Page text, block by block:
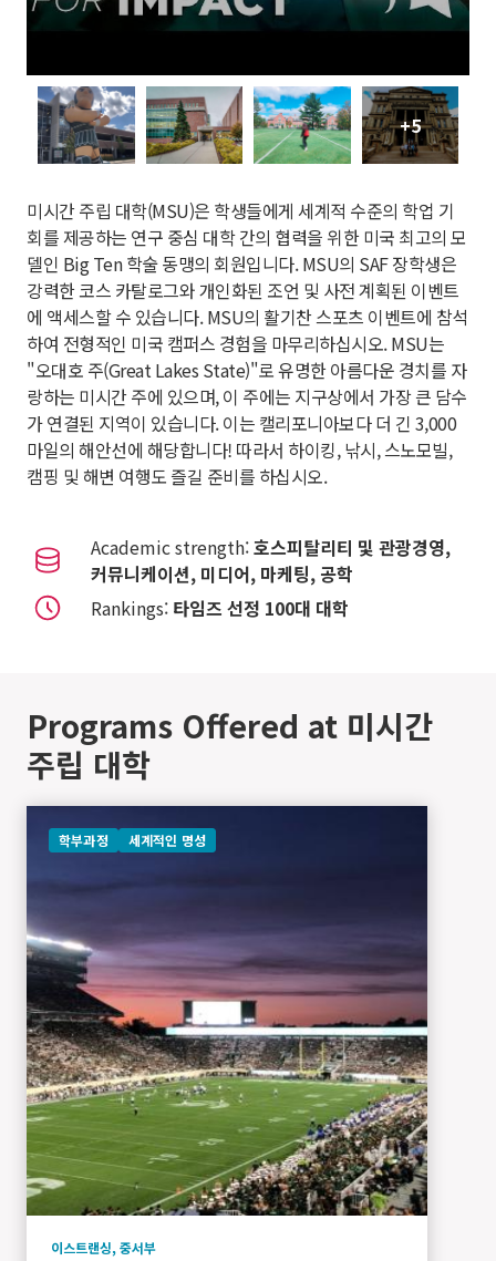
+5
미시간 주립 대학(MSU)은 학생들에게 세계적 수준의 학업 기
회를 제공하는 연구 중심 대학 간의 협력을 위한 미국 최고의 모
델인 Big Ten 학술 동맹의 회원입니다. MSU의 SAF 장학생은
강력한 코스 카탈로그와 개인화된 조언 및 사전 계획된 이벤트
에 액세스할 수 있습니다. MSU의 활기찬 스포츠 이벤트에 참석
하여 전형적인 미국 캠퍼스 경험을 마무리하십시오. MSU는
"오대호 주(Great Lakes State)"로 유명한 아름다운 경치를 자
랑하는 미시간 주에 있으며, 이 주에는 지구상에서 가장 큰 담수
가 연결된 지역이 있습니다. 이는 캘리포니아보다 더 긴 3,000
마일의 해안선에 해당합니다! 따라서 하이킹, 낚시, 스노모빌,
캠핑 및 해변 여행도 즐길 준비를 하십시오.
Academic strength:호스피탈리티 및 관광경영,
커뮤니케이션, 미디어, 마케팅, 공학
Rankings: 타임즈 선정 100대 대학
Programs Offered at 미시간
주립 대학
학부과정 세계적인 명성
이스트랜싱, 중서부